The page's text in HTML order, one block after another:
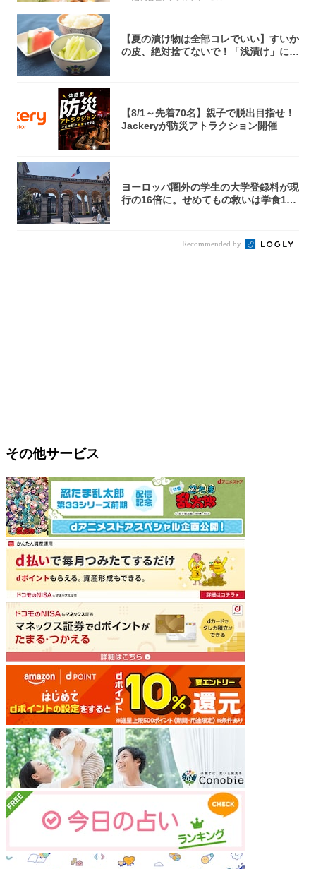
【夏の漬け物は全部コレでいい】すいか
の皮、絶対捨てないで！「浅漬け」にす
【8/1～先着70名】親子で脱出目指せ！
Jackeryが防災アトラクション開催
ヨーロッパ圏外の学生の大学登録料が現
行の16倍に。せめてもの救いは学食1€?
Recommended by
その他サービス